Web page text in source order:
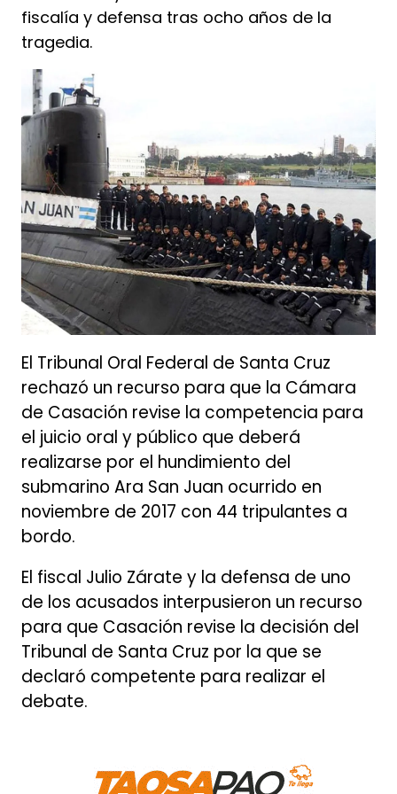
fiscalía y defensa tras ocho años de la
tragedia.
El Tribunal Oral Federal de Santa Cruz
rechazó un recurso para que la Cámara
de Casación revise la competencia para
el juicio oral y público que deberá
realizarse por el hundimiento del
submarino Ara San Juan ocurrido en
noviembre de 2017 con 44 tripulantes a
bordo.
El fiscal Julio Zárate y la defensa de uno
de los acusados interpusieron un recurso
para que Casación revise la decisión del
Tribunal de Santa Cruz por la que se
declaró competente para realizar el
debate.